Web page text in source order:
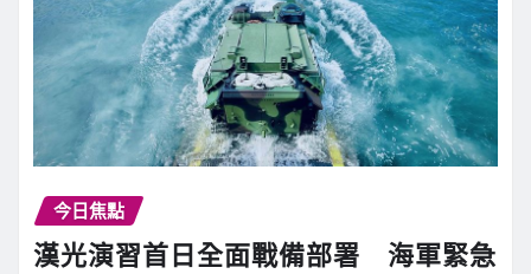
今日焦點
漢光演習首日全面戰備部署 海軍緊急